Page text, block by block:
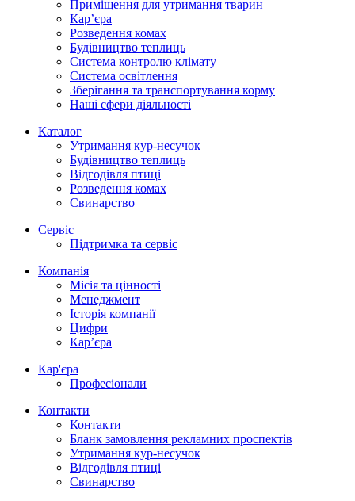
Приміщення для утримання тварин
Кар’єра
Розведення комах
Будівництво теплиць
Система контролю клімату
Система освітлення
Зберігання та транспортування корму
Наші сфери діяльності
Каталог
Утримання кур-несучок
Будівництво теплиць
Відгодівля птиці
Розведення комах
Свинарство
Сервіс
Підтримка та сервіс
Компанія
Місія та цінності
Менеджмент
Історія компанії
Цифри
Кар’єра
Кар'єра
Професіонали
Контакти
Контакти
Бланк замовлення рекламних проспектів
Утримання кур-несучок
Відгодівля птиці
Свинарство